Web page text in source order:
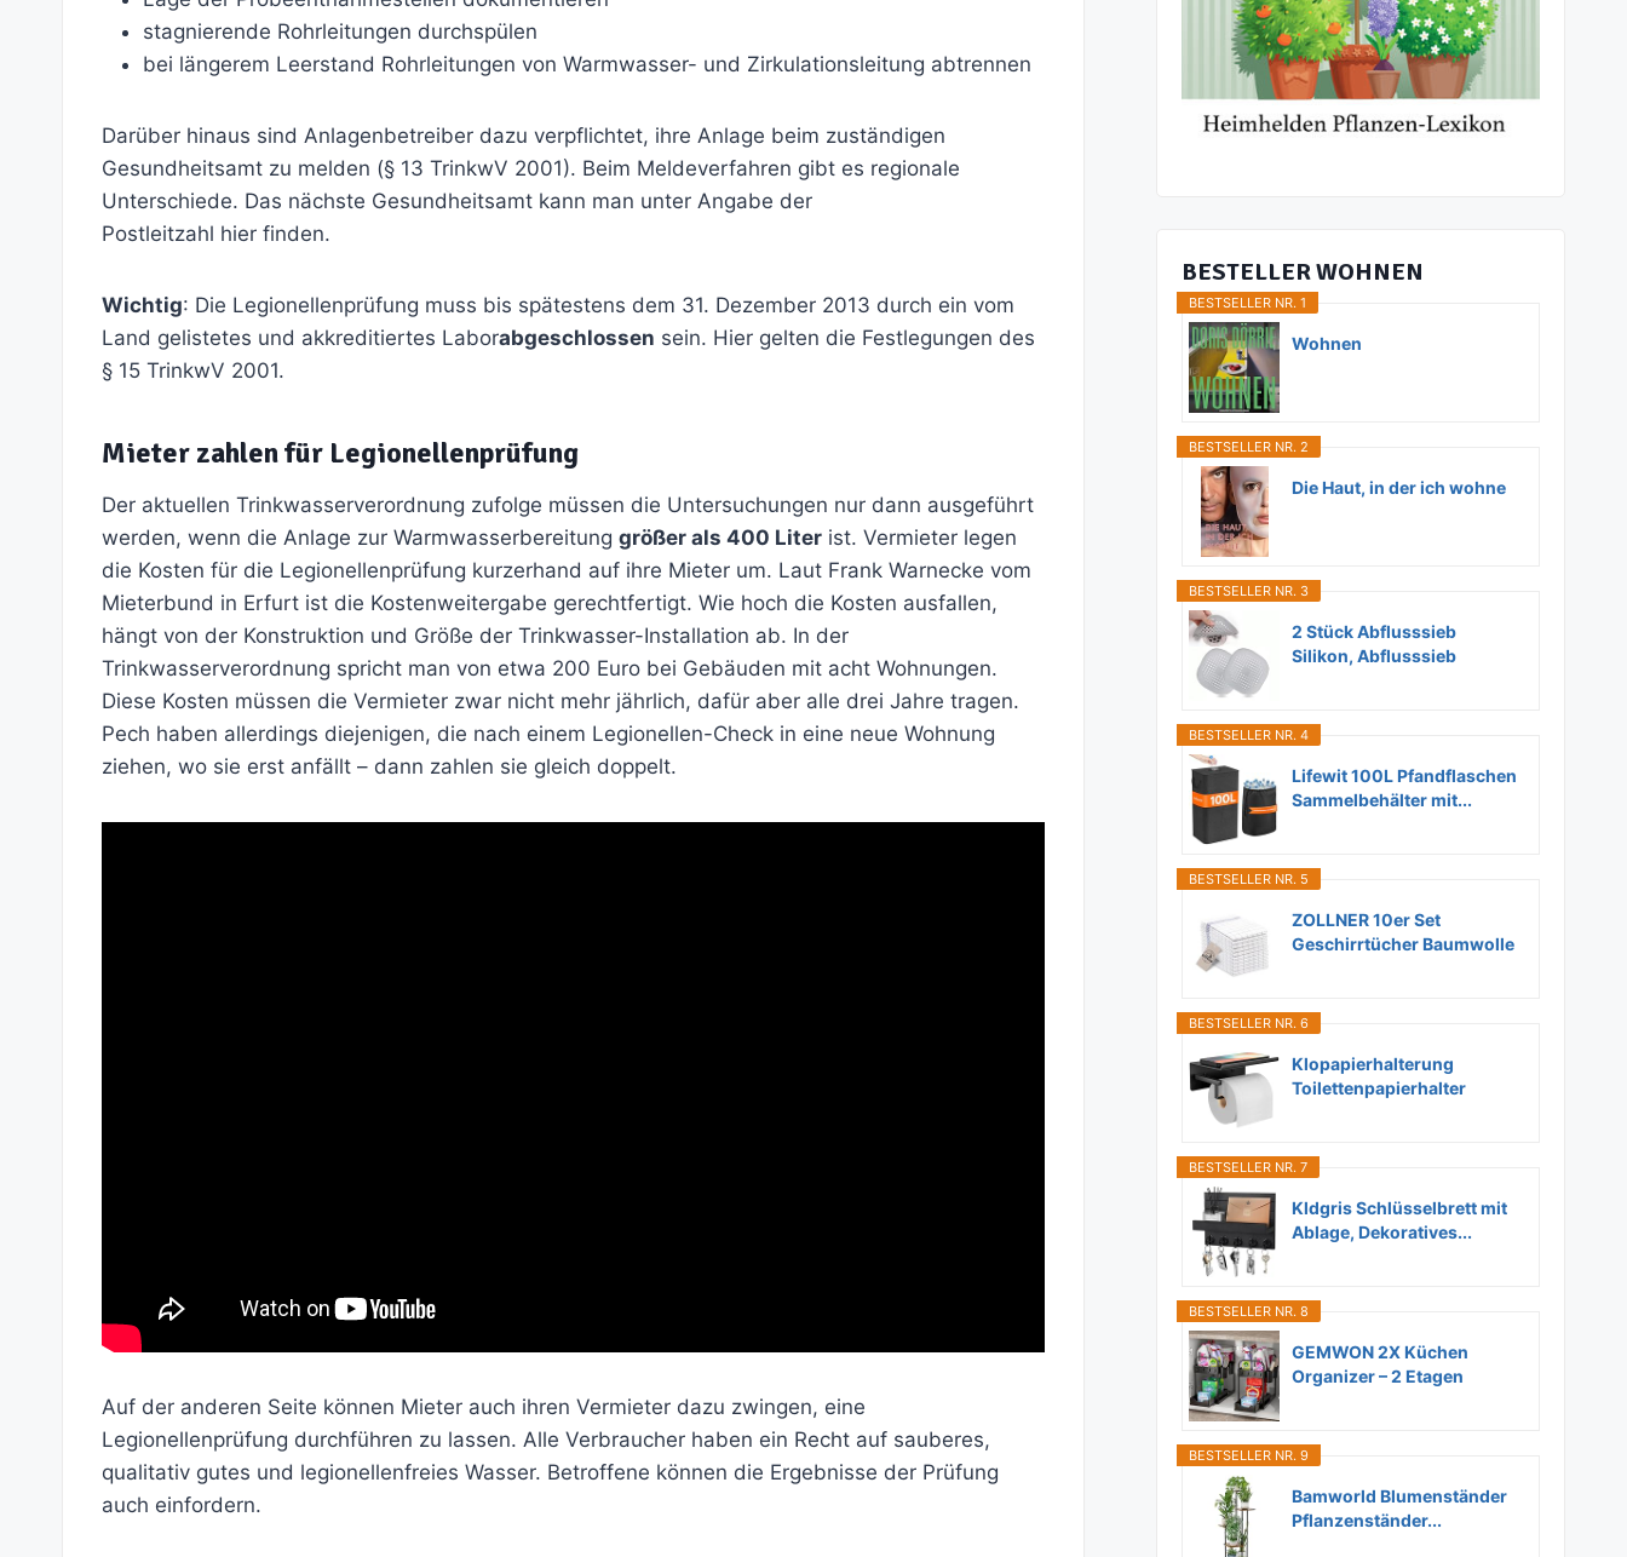
stagnierende Rohrleitungen durchspülen
bei längerem Leerstand Rohrleitungen von Warmwasser- und Zirkulationsleitung abtrennen
Darüber hinaus sind Anlagenbetreiber dazu verpflichtet, ihre Anlage beim zuständigen
Gesundheitsamt zu melden (§ 13 TrinkwV 2001). Beim Meldeverfahren gibt es regionale
Unterschiede. Das nächste Gesundheitsamt kann man unter Angabe der
Postleitzahl hier finden.
Wichtig: Die Legionellenprüfung muss bis spätestens dem 31. Dezember 2013 durch ein vom
Land gelistetes und akkreditiertes Laborabgeschlossen sein. Hier gelten die Festlegungen des
§ 15 TrinkwV 2001.
Mieter zahlen für Legionellenprüfung
Der aktuellen Trinkwasserverordnung zufolge müssen die Untersuchungen nur dann ausgeführt
werden, wenn die Anlage zur Warmwasserbereitung größer als 400 Liter ist. Vermieter legen
die Kosten für die Legionellenprüfung kurzerhand auf ihre Mieter um. Laut Frank Warnecke vom
Mieterbund in Erfurt ist die Kostenweitergabe gerechtfertigt. Wie hoch die Kosten ausfallen,
hängt von der Konstruktion und Größe der Trinkwasser-Installation ab. In der
Trinkwasserverordnung spricht man von etwa 200 Euro bei Gebäuden mit acht Wohnungen.
Diese Kosten müssen die Vermieter zwar nicht mehr jährlich, dafür aber alle drei Jahre tragen.
Pech haben allerdings diejenigen, die nach einem Legionellen-Check in eine neue Wohnung
ziehen, wo sie erst anfällt – dann zahlen sie gleich doppelt.
Auf der anderen Seite können Mieter auch ihren Vermieter dazu zwingen, eine
Legionellenprüfung durchführen zu lassen. Alle Verbraucher haben ein Recht auf sauberes,
qualitativ gutes und legionellenfreies Wasser. Betroffene können die Ergebnisse der Prüfung
auch einfordern.
BESTELLER WOHNEN
BESTSELLER NR. 1
Wohnen
BESTSELLER NR. 2
Die Haut, in der ich wohne
BESTSELLER NR. 3
2 Stück Abflusssieb
Silikon, Abflusssieb
BESTSELLER NR. 4
Lifewit 100L Pfandflaschen
Sammelbehälter mit...
BESTSELLER NR. 5
ZOLLNER 10er Set
Geschirrtücher Baumwolle
BESTSELLER NR. 6
Klopapierhalterung
Toilettenpapierhalter
BESTSELLER NR. 7
Kldgris Schlüsselbrett mit
Ablage, Dekoratives...
BESTSELLER NR. 8
GEMWON 2X Küchen
Organizer – 2 Etagen
BESTSELLER NR. 9
Bamworld Blumenständer
Pflanzenständer...